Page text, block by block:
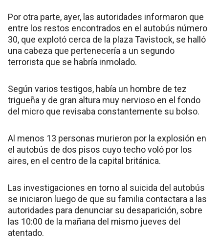
Por otra parte, ayer, las autoridades informaron que
entre los restos encontrados en el autobús número
30, que explotó cerca de la plaza Tavistock, se halló
una cabeza que pertenecería a un segundo
terrorista que se habría inmolado.
Según varios testigos, había un hombre de tez
trigueña y de gran altura muy nervioso en el fondo
del micro que revisaba constantemente su bolso.
Al menos 13 personas murieron por la explosión en
el autobús de dos pisos cuyo techo voló por los
aires, en el centro de la capital británica.
Las investigaciones en torno al suicida del autobús
se iniciaron luego de que su familia contactara a las
autoridades para denunciar su desaparición, sobre
las 10:00 de la mañana del mismo jueves del
atentado.